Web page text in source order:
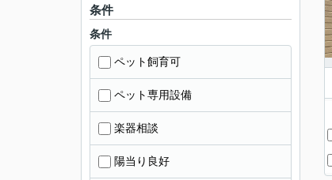
条件
条件
ペット飼育可
ペット専用設備
楽器相談
陽当り良好